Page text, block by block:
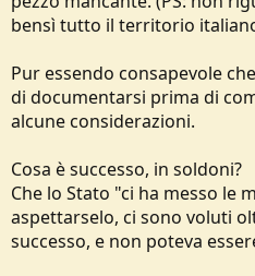
bensì tutto il territorio
Pur essendo consapevole
di documentarsi prima di
alcune considerazioni.
Cosa è successo, in soldoni?
Che lo Stato "ci ha messo le
aspettarselo, ci sono voluti
successo, e non poteva